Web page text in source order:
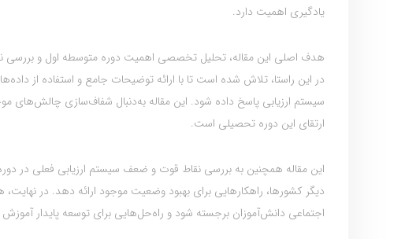
یادگیری اهمیت دارد.
هدف اصلی این مقاله، تحلیل تخصصی اهمیت دوره متوسطه اول و
در این راستا، تلاش شده است تا با ارائه توضیحات جامع و استفاده از
سیستم ارزیابی پاسخ داده شود. این مقاله به‌دنبال شفاف‌سازی چالش‌های
ارتقای این دوره تحصیلی است.
این مقاله همچنین به بررسی نقاط قوت و ضعف سیستم ارزیابی فعلی در
دیگر کشورها، راهکارهایی برای بهبود وضعیت موجود ارائه دهد. در
اجتماعی دانش‌آموزان برجسته شود و راه‌حل‌هایی برای توسعه پایدار آموزش